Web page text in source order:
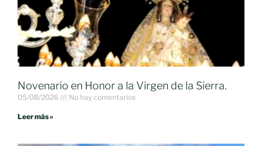
Novenario en Honor a la Virgen de la Sierra.
05/08/2026 No hay comentarios
Leer más »